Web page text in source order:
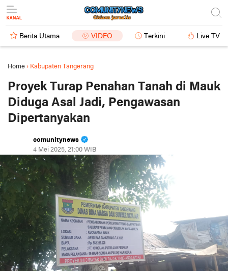
Berita Utama VIDEO Terkini Live TV
Home › Kabupaten Tangerang
Proyek Turap Penahan Tanah di Mauk
Diduga Asal Jadi, Pengawasan
Dipertanyakan
comunitynews
4 Mei 2025, 21:00 WIB